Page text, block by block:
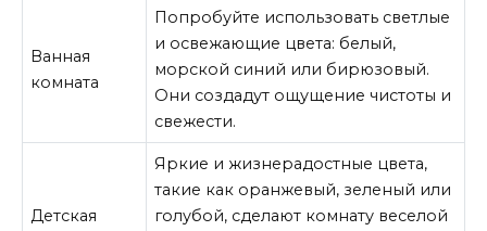
Ванная
комната
Попробуйте использовать светлые
и освежающие цвета: белый,
морской синий или бирюзовый.
Они создадут ощущение чистоты и
свежести.
Детская
Яркие и жизнерадостные цвета,
такие как оранжевый, зеленый или
голубой, сделают комнату веселой